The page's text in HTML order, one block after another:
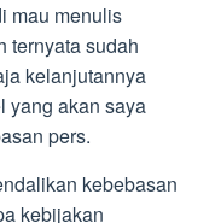
mau menulis
ternyata sudah
kelanjutannya
yang akan saya
pers.
kebebasan
kebijakan